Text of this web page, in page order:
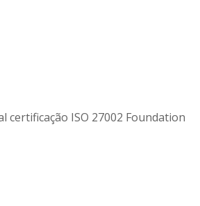
certificação ISO 27002 Foundation